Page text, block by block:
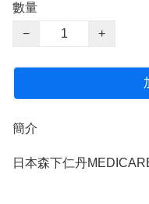
數量
−
+
簡介
日本森下仁丹